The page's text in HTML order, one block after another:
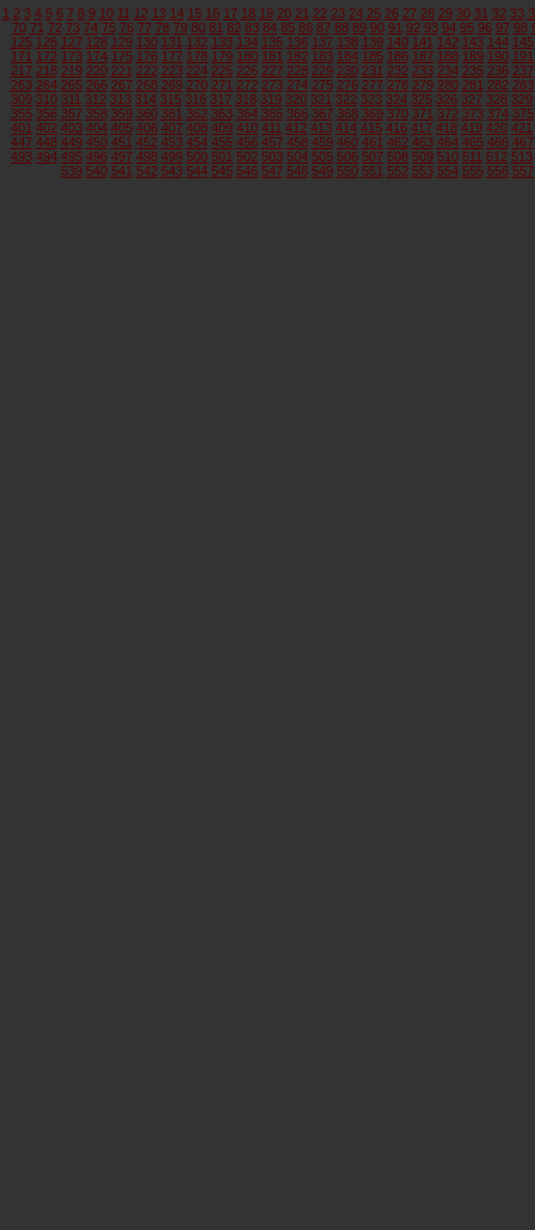
1 2 3 4 5 6 7 8 9 10 11 12 13 14 15 16 17 18 19 20 21 22 23 24 25 26 27 28 29 30 31 32 33
70 71 72 73 74 75 76 77 78 79 80 81 82 83 84 85 86 87 88 89 90 91 92 93 94 95 96 97 98
125 126 127 128 129 130 131 132 133 134 135 136 137 138 139 140 141 142 143 144 145
171 172 173 174 175 176 177 178 179 180 181 182 183 184 185 186 187 188 189 190 191
217 218 219 220 221 222 223 224 225 226 227 228 229 230 231 232 233 234 235 236 237
263 264 265 266 267 268 269 270 271 272 273 274 275 276 277 278 279 280 281 282 283
309 310 311 312 313 314 315 316 317 318 319 320 321 322 323 324 325 326 327 328 329
355 356 357 358 359 360 361 362 363 364 365 366 367 368 369 370 371 372 373 374 375
401 402 403 404 405 406 407 408 409 410 411 412 413 414 415 416 417 418 419 420 421
447 448 449 450 451 452 453 454 455 456 457 458 459 460 461 462 463 464 465 466 467
493 494 495 496 497 498 499 500 501 502 503 504 505 506 507 508 509 510 511 512 513
539 540 541 542 543 544 545 546 547 548 549 550 551 552 553 554 555 556 557